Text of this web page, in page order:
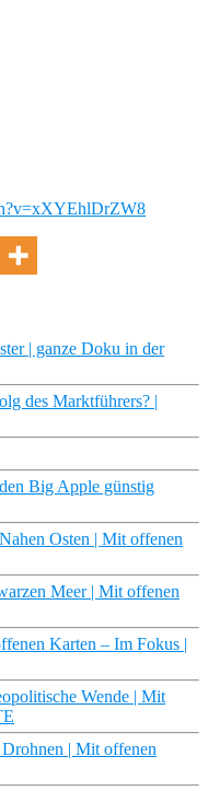
| ganze Doku in der
des Marktführers? |
Big Apple günstig
Osten | Mit offenen
Meer | Mit offenen
Karten – Im Fokus |
Wende | Mit
| Mit offenen